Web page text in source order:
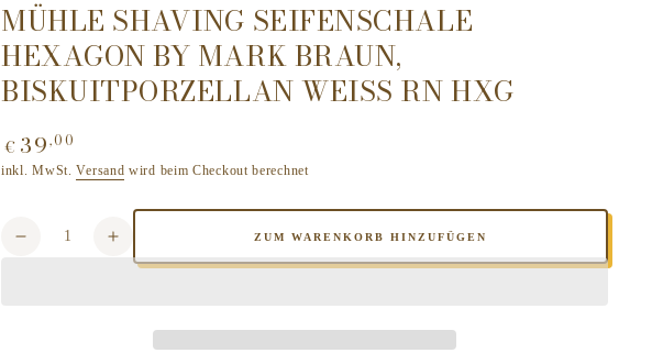
MÜHLE SHAVING SEIFENSCHALE
HEXAGON BY MARK BRAUN,
BISKUITPORZELLAN WEISS RN HXG
Regulärer
Preis
€ 39,00
inkl. MwSt.Versand wird beim Checkout berechnet
Verringere Erhöhe
die
MÜHLE
ZUM WARENKORB HINZUFÜGEN